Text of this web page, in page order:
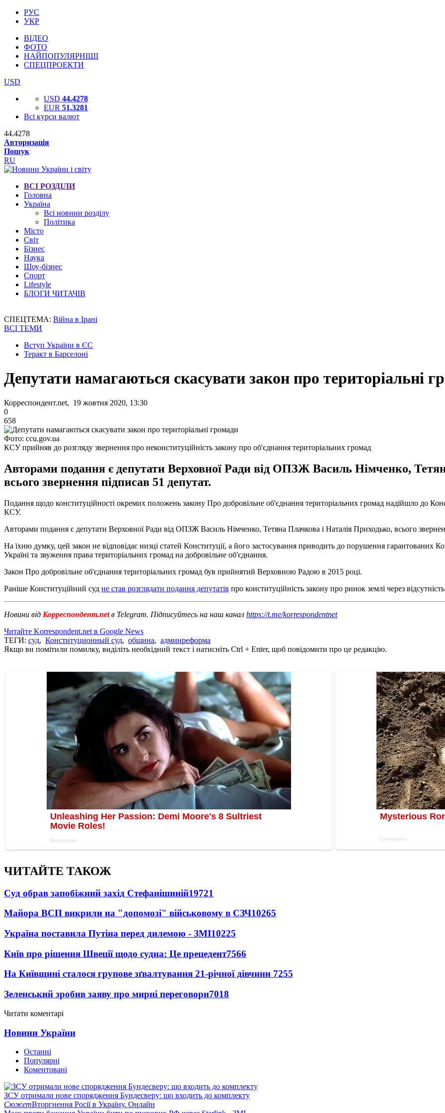
РУС
УКР
ВІДЕО
ФОТО
НАЙПОПУЛЯРНІШІ
СПЕЦПРОЕКТИ
USD
USD 44.4278
EUR 51.3281
Всі курси валют
44.4278
Авторизація
Пошук
RU
ВСІ РОЗДІЛИ
Головна
Україна
Всі новини розділу
Політика
Місто
Світ
Бізнес
Наука
Шоу-бізнес
Спорт
Lifestyle
БЛОГИ ЧИТАЧІВ
СПЕЦТЕМА: Війна в Ірані
ВСІ ТЕМИ
Вступ України в ЄС
Теракт в Барселоні
Депутати намагаються скасувати закон про територіальні
Корреспондент.net, 19 жовтня 2020, 13:30
0
658
Фото: ccu.gov.ua
КСУ прийняв до розгляду звернення про неконституційність закону про об'єднання територіальних громад
Авторами подання є депутати Верховної Ради від ОПЗЖ Василь Німченко,
всього звернення підписав 51 депутат.
Подання щодо конституційності окремих положень закону Про добровільне об'єднання територіальних громад надійшло до
КСУ.
Авторами подання є депутати Верховної Ради від ОПЗЖ Василь Німченко, Тетяна Плачкова і Наталія Приходько, всього
На їхню думку, цей закон не відповідає низці статей Конституції, а його застосування приводить до порушення гарантованих
Україні та звуження права територіальних громад на добровільне об'єднання.
Закон Про добровільне об'єднання територіальних громад був прийнятий Верховною Радою в 2015 році.
Раніше Конституційний суд не став розглядати подання депутатів про конституційність закону про ринок землі через
Новини від Корреспондент.netв Telegram. Підписуйтесь на наш канал https://t.me/korrespondentnet
Читайте Korrespondent.net в Google News
ТЕГИ: суд, Конституционный суд, община, админреформа
Якщо ви помітили помилку, виділіть необхідний текст і натисніть Ctrl + Enter, щоб повідомити про це редакцію.
ЧИТАЙТЕ ТАКОЖ
Суд обрав запобіжний захід Стефанішиній19721
Майора ВСП викрили на "допомозі" військовому в СЗЧ10265
Україна поставила Путіна перед дилемою - ЗМІ10225
Київ про рішення Швеції щодо судна: Це прецедент7566
На Київщині сталося групове зґвалтування 21-річної дівчини 7255
Зеленський зробив заяву про мирні переговори7018
Читати коментарі
Новини України
Останні
Популярні
Коментовані
ЗСУ отримали нове спорядження Бундесверу: що входить до комплекту
СюжетВторгнення Росії в Україну. Онлайн